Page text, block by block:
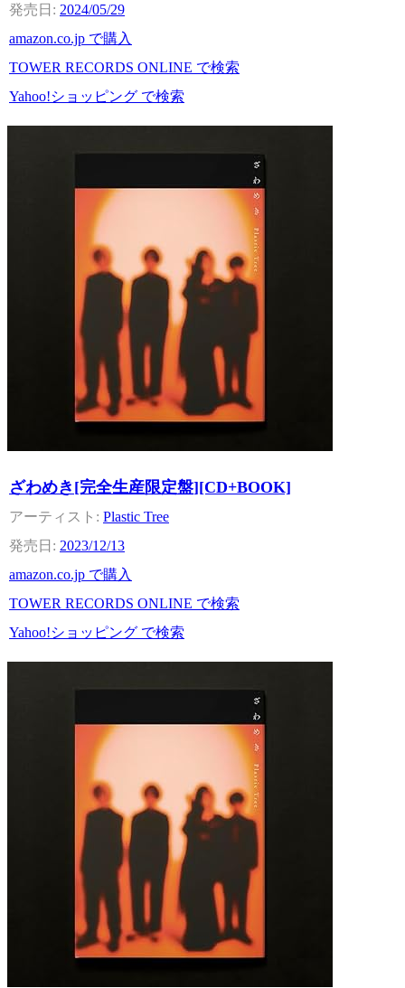
2024/05/29
amazon.co.jp で購入
TOWER RECORDS ONLINE で検索
Yahoo!ショッピング で検索
ざわめき[完全生産限定盤][CD+BOOK]
Plastic Tree
2023/12/13
amazon.co.jp で購入
TOWER RECORDS ONLINE で検索
Yahoo!ショッピング で検索